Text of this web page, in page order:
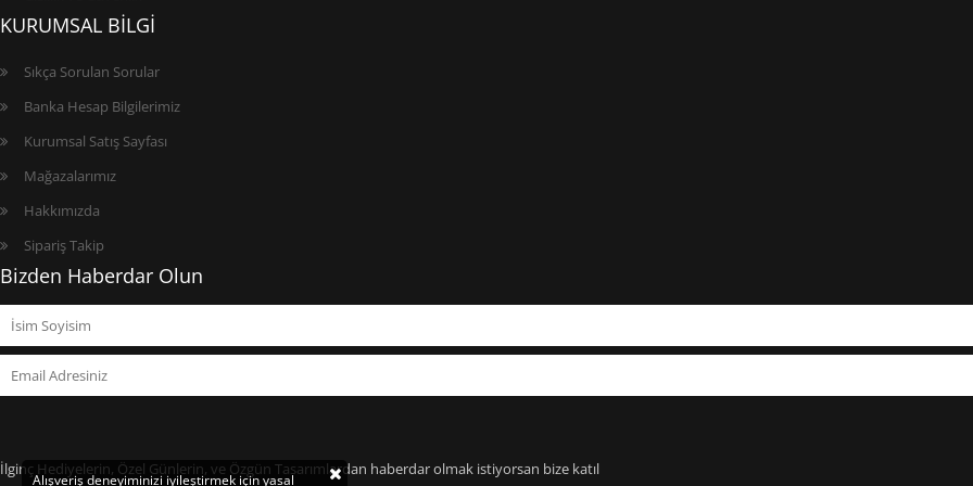
KURUMSAL BİLGİ
Sıkça Sorulan Sorular
Banka Hesap Bilgilerimiz
Kurumsal Satış Sayfası
Mağazalarımız
Hakkımızda
Sipariş Takip
Bizden Haberdar Olun
İlginç Hediyelerin, Özel Günlerin, ve Özgün Tasarımlardan haberdar olmak istiyorsan bize katıl
Alışveriş deneyiminizi iyileştirmek için yasal